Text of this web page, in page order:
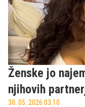
Ženske jo
njihovih
30. 05. 2026 03.10